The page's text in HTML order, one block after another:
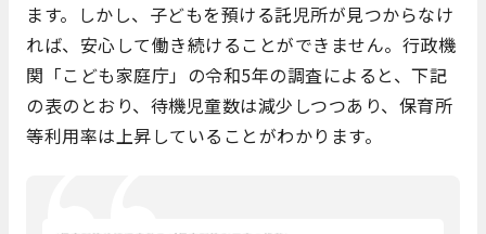
ます。しかし、子どもを預ける託児所が見つからなけ
れば、安心して働き続けることができません。行政機
関「こども家庭庁」の令和5年の調査によると、下記
の表のとおり、待機児童数は減少しつつあり、保育所
等利用率は上昇していることがわかります。